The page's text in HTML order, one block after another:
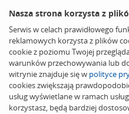
Nasza strona korzysta z
Serwis w celach prawidłowego
reklamowych korzysta z plików
cookie z poziomu Twojej
warunków przechowywania lub
witrynie znajduje się w polityce
cookies zwiększają
usług wyświetlane w ramach
korzystasz, będą bardziej